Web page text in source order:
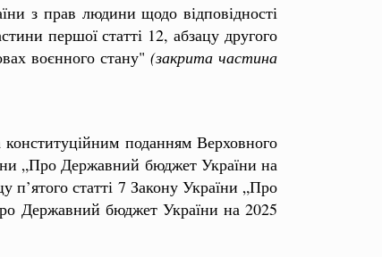
з прав людини щодо відповідності
першої статті 12, абзацу другого
воєнного стану" (закрита частина
поданням Верховного
„Про Державний бюджет України на
п’ятого статті 7 Закону України „Про
Державний бюджет України на 2025